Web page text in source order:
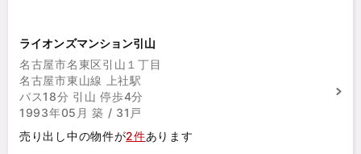
ライオンズマンション引山
名古屋市名東区引山１丁目
名古屋市東山線 上社駅
バス18分 引山 停歩4分
1993年05月 築 / 31戸
売り出し中の物件が2件あります